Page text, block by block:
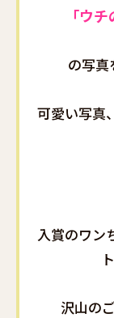
「ウ
の写
可愛い写真
入賞のワン
沢山の